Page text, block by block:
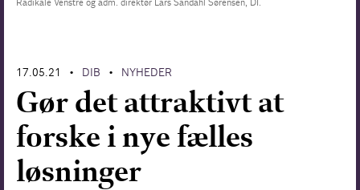
17.05.21 • DIB • NYHEDER
Gør det attraktivt at
forske i nye fælles
løsninger